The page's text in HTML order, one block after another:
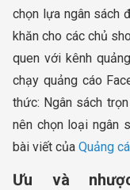
chọn lựa ngân sách
khăn cho các chủ
quen với kênh
chạy quảng cáo
thức: Ngân sách
nên chọn loại ngân
bài viết của Quảng
Ưu và